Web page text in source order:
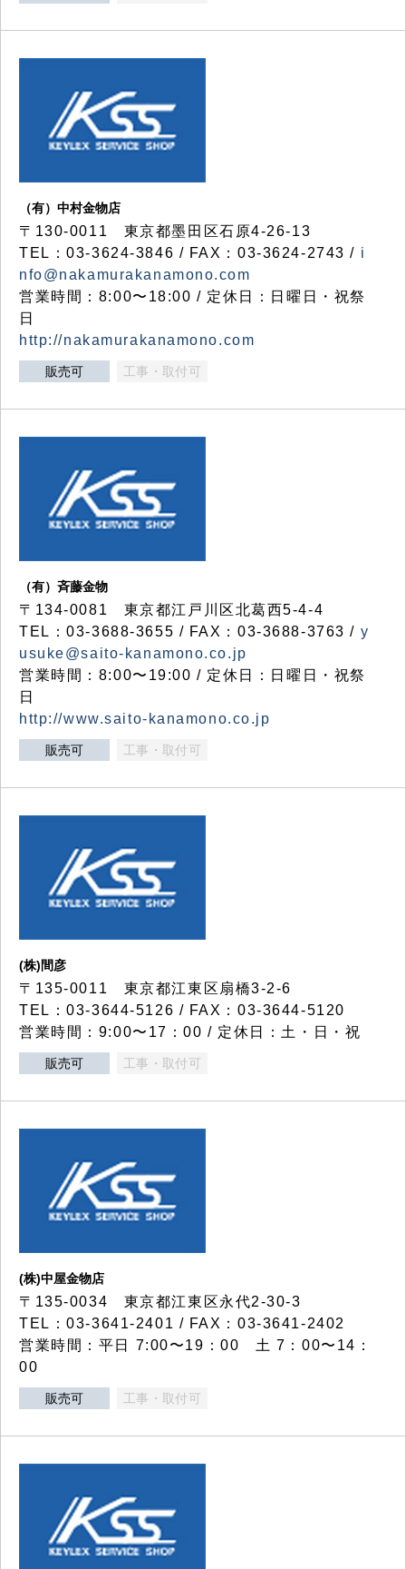
（有）中村金物店
〒130-0011 東京都墨田区石原4-26-13
TEL：03-3624-3846 / FAX：03-3624-2743 / i
nfo@nakamurakanamono.com
営業時間：8:00〜18:00 / 定休日：日曜日・祝祭
日
http://nakamurakanamono.com
販売可 工事・取付可
（有）斉藤金物
〒134-0081 東京都江戸川区北葛西5-4-4
TEL：03-3688-3655 / FAX：03-3688-3763 / y
usuke@saito-kanamono.co.jp
営業時間：8:00〜19:00 / 定休日：日曜日・祝祭
日
http://www.saito-kanamono.co.jp
販売可 工事・取付可
(株)間彦
〒135-0011 東京都江東区扇橋3-2-6
TEL：03-3644-5126 / FAX：03-3644-5120
営業時間：9:00〜17：00 / 定休日：土・日・祝
販売可 工事・取付可
(株)中屋金物店
〒135-0034 東京都江東区永代2-30-3
TEL：03-3641-2401 / FAX：03-3641-2402
営業時間：平日 7:00〜19：00 土 7：00〜14：
00
販売可 工事・取付可